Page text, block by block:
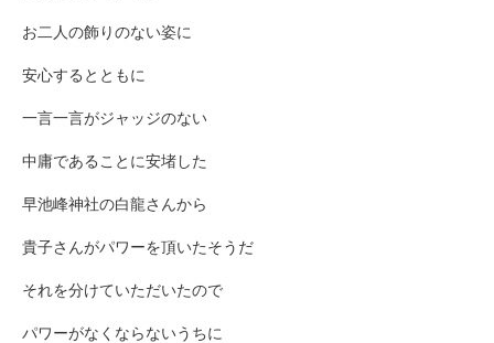
お二人の飾りのない姿に
安心するとともに
一言一言がジャッジのない
中庸であることに安堵した
早池峰神社の白龍さんから
貴子さんがパワーを頂いたそうだ
それを分けていただいたので
パワーがなくならないうちに